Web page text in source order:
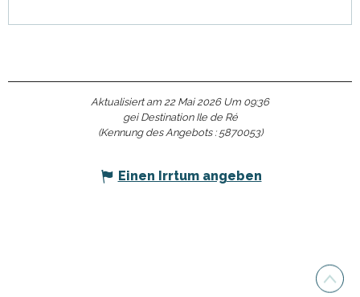
Aktualisiert am 22 Mai 2026 Um 09:36
gei Destination Ile de Ré
(Kennung des Angebots : 5870053)
Einen Irrtum angeben